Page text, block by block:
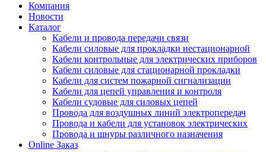
Компания
Новости
Каталог
Кабели и провода передачи связи
Кабели силовые для прокладки нестационарной
Кабели контрольные для электрических приборов
Кабели силовые для стационарной прокладки
Кабели для систем пожарной сигнализации
Кабели для цепей управления и контроля
Кабели судовые для силовых цепей
Провода для воздушных линий электропередач
Провода и кабели для установок электрических
Провода и шнуры различного назначения
Online Заказ